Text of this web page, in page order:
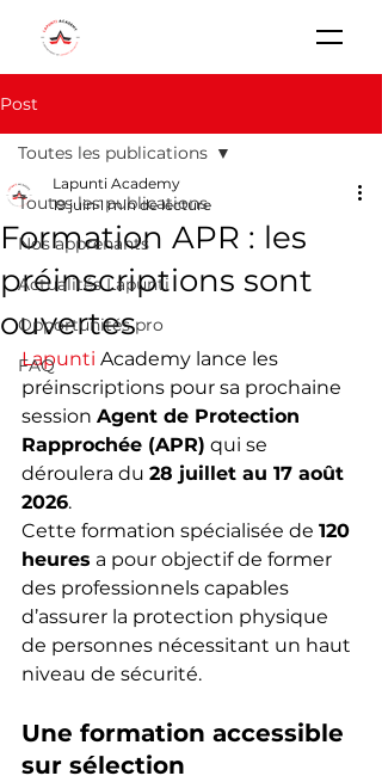
Post
Toutes les publications
Nos apprenants
Actualités Lapunti
Opportunités pro
FAQ
Toutes les publications
Formation APR : les
préinscriptions sont
ouvertes
Lapunti Academy
19 juin 1 min de lecture
Lapunti Academy lance les
préinscriptions pour sa prochaine
session Agent de Protection
Rapprochée (APR) qui se
déroulera du 28 juillet au 17 août
2026.
Cette formation spécialisée de 120
heures a pour objectif de former
des professionnels capables
d’assurer la protection physique
de personnes nécessitant un haut
niveau de sécurité.
Une formation accessible
sur sélection